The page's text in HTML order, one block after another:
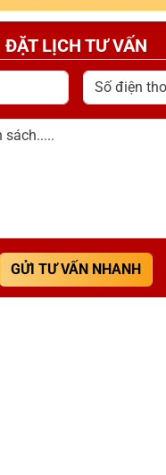
ĐẶT LỊCH TƯ VẤN
Số điện thoại
GỬI TƯ VẤN NHANH